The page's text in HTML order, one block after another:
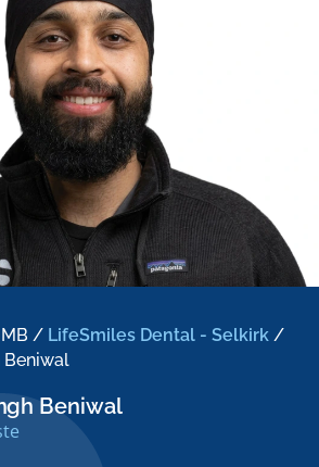
/ LifeSmiles Dental - Selkirk /
Beniwal
Beniwal